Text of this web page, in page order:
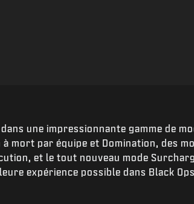
une impressionnante gamme de
à mort par équipe et Domination, des
et le tout nouveau mode
expérience possible dans Black